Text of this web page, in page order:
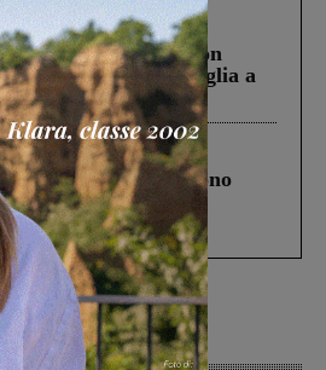
struttura di Castiglion
aveva ucciso la figlia a
in A1 in cui morirono
Lo schianto, il
sorpassi fra tir....